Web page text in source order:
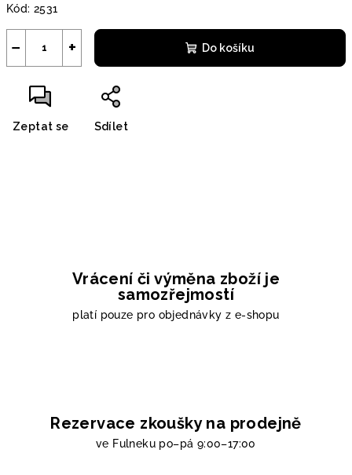
Kód: 2531
+
− Do košíku
Zeptat se Sdílet
Vrácení či výměna zboží je
samozřejmostí
platí pouze pro objednávky z e-shopu
Rezervace zkoušky na prodejně
ve Fulneku po–pá 9:00–17:00